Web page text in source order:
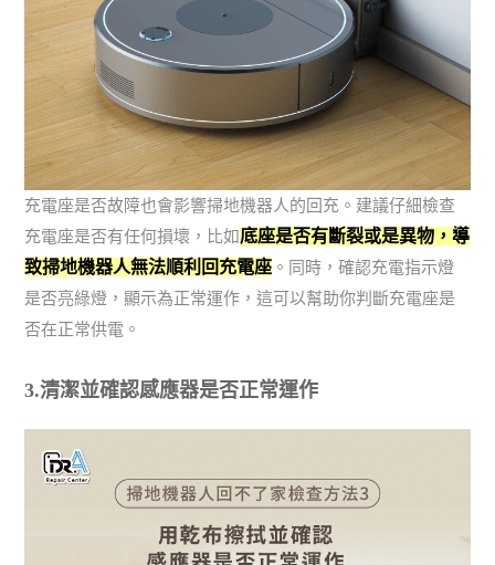
充電座是否故障也會影響掃地機器人的回充。建議仔細檢查
充電座是否有任何損壞，比如底座是否有斷裂或是異物，導
致掃地機器人無法順利回充電座 。同時，確認充電指示燈
是否亮綠燈，顯示為正常運作，這可以幫助你判斷充電座是
否在正常供電。
3.清潔並確認感應器是否正常運作